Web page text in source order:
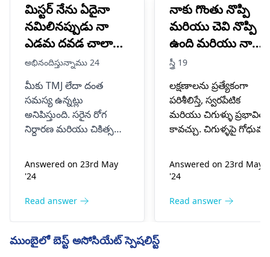
మిస్టర్ నేను ఏదైనా
నమిలినప్పుడు నా
ఎడమ దవడ చాలా
బాధిస్తుంది. మీరు నాకు
ఔషధం లేదా
పరిష్కారం
ఇవ్వగలరా?
అభినందిస్తున్నాము 24
మీకు TMJ లేదా దంత
సమస్య ఉన్నట్లు
అనిపిస్తుంది. సరైన రోగ
నిర్ధారణ మరియు చికిత్స
నోటి శస్త్రచికిత్స నిపుణుడిని
సంప్రదించడం ఉత్తమం. ఘన
ఉండండి మరియు
ఉపయోగించండి. దయచేసి
Answered on 23rd May
'24
Read answer
నాకు గొంతు నొప్పి
మరియు చెవి నొప్పి
ఉంది మరియు నా
చిగుళ్ళపై నల్లటి
గమనించాను.
స్త్రీ 19
లక్షణాలను ప్రత్యేకంగా
పరిశీలిస్తే, స్వరపేటిక
మరియు చిగుళ్ళు ప్రభావితం
కావచ్చు. చిగుళ్ళపై గోధుమ
వ్యాధిని సూచిస్తాయి,
సాధారణంగా బ్యాక్టీరియా
వస్తుంది. అసౌకర్యం నుండి
Answered on 23rd May
'24
Read answer
ముంబైలో బెస్ట్ అసోసియేట్ స్పెషలిస్ట్